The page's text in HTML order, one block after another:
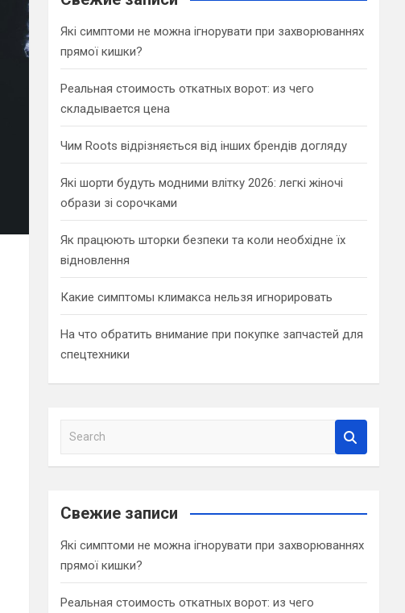
Які симптоми не можна ігнорувати при захворюваннях
прямої кишки?
Реальная стоимость откатных ворот: из чего
складывается цена
Чим Roots відрізняється від інших брендів догляду
Які шорти будуть модними влітку 2026: легкі жіночі
образи зі сорочками
Як працюють шторки безпеки та коли необхідне їх
відновлення
Какие симптомы климакса нельзя игнорировать
На что обратить внимание при покупке запчастей для
спецтехники
a
c
Свежие записи
Які симптоми не можна ігнорувати при захворюваннях
прямої кишки?
Реальная стоимость откатных ворот: из чего